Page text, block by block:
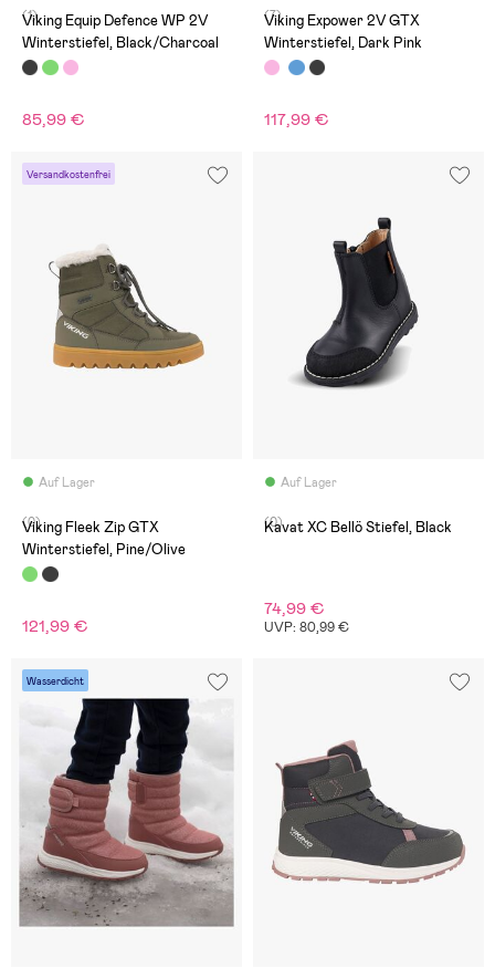
(1)
Viking Equip Defence WP 2V
Winterstiefel, Black/Charcoal
85,99 €
(7)
Viking Expower 2V GTX
Winterstiefel, Dark Pink
117,99 €
Versandkostenfrei
Auf Lager
(0)
Viking Fleek Zip GTX
Winterstiefel, Pine/Olive
121,99 €
Auf Lager
(0)
Kavat XC Bellö Stiefel, Black
74,99 €
UVP: 80,99 €
Wasserdicht